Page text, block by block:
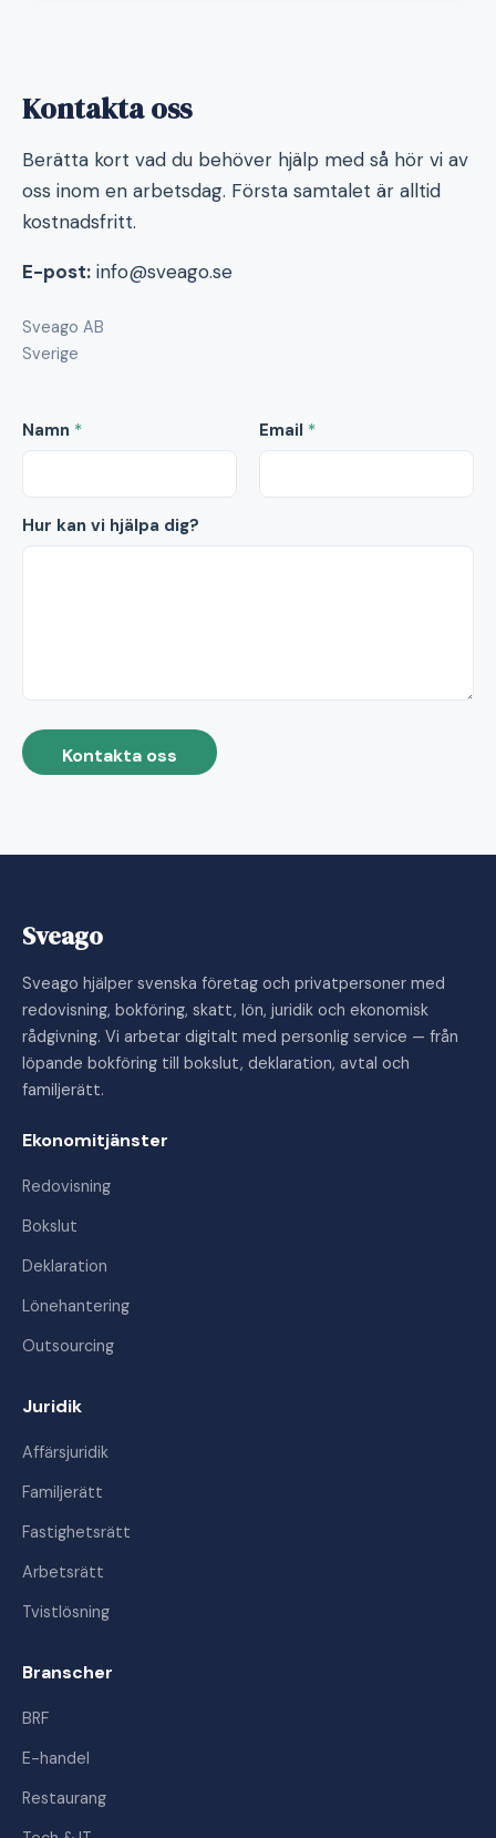
Kontakta oss
Berätta kort vad du behöver hjälp med så hör vi av
oss inom en arbetsdag. Första samtalet är alltid
kostnadsfritt.
E-post: info@sveago.se
Sveago AB
Sverige
Namn * Email *
Hur kan vi hjälpa dig?
Kontakta oss
Sveago
Sveago hjälper svenska företag och privatpersoner med
redovisning, bokföring, skatt, lön, juridik och ekonomisk
rådgivning. Vi arbetar digitalt med personlig service — från
löpande bokföring till bokslut, deklaration, avtal och
familjerätt.
Ekonomitjänster
Redovisning
Bokslut
Deklaration
Lönehantering
Outsourcing
Juridik
Affärsjuridik
Familjerätt
Fastighetsrätt
Arbetsrätt
Tvistlösning
Branscher
BRF
E-handel
Restaurang